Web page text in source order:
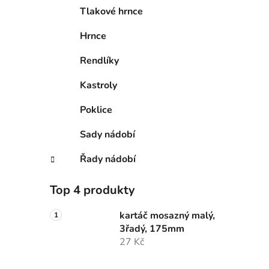
Tlakové hrnce
Hrnce
Rendlíky
Kastroly
Poklice
Sady nádobí
Řady nádobí
Top 4 produkty
kartáč mosazný malý,
3řadý, 175mm
27 Kč